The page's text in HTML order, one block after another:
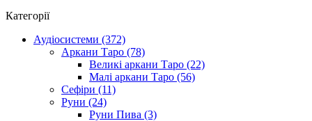
Категорії
Аудіосистеми (372)
Аркани Таро (78)
Великі аркани Таро (22)
Малі аркани Таро (56)
Сефіри (11)
Руни (24)
Руни Пива (3)